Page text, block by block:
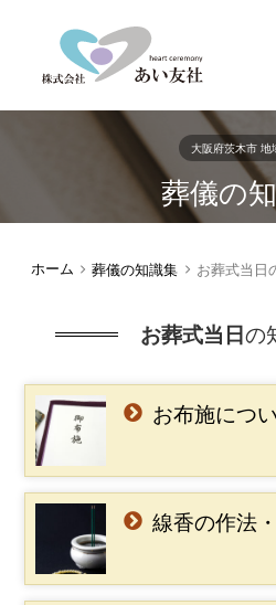
大阪府茨木市 地
葬儀の
ホーム 葬儀の知識集 お葬式当日
お葬式当日の
お布施につ
線香の作法